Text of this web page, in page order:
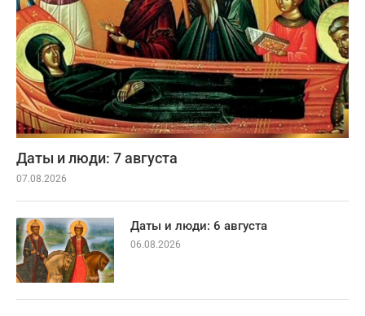
Даты и люди: 7 августа
07.08.2026
Даты и люди: 6 августа
06.08.2026